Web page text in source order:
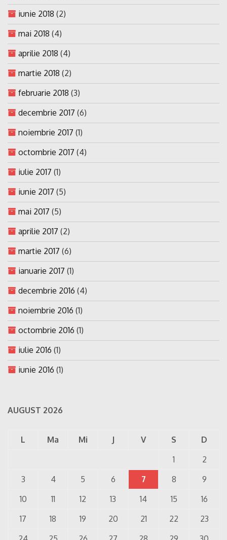
iunie 2018 (2)
mai 2018 (4)
aprilie 2018 (4)
martie 2018 (2)
februarie 2018 (3)
decembrie 2017 (6)
noiembrie 2017 (1)
octombrie 2017 (4)
iulie 2017 (1)
iunie 2017 (5)
mai 2017 (5)
aprilie 2017 (2)
martie 2017 (6)
ianuarie 2017 (1)
decembrie 2016 (4)
noiembrie 2016 (1)
octombrie 2016 (1)
iulie 2016 (1)
iunie 2016 (1)
AUGUST 2026
L Ma Mi J V S
D
1
2
3
4 5 6 7 8
9
10
11 12 13 14 15
16
17
18 19 20 21 22
23